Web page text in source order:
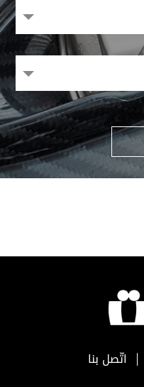
اتّصل بنا